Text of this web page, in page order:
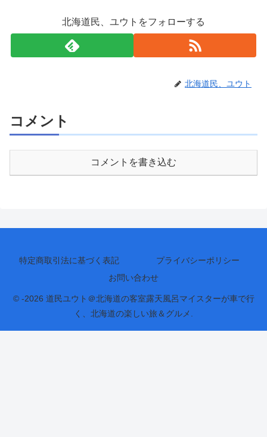
北海道民、ユウトをフォローする
北海道民、ユウト
コメント
コメントを書き込む
特定商取引法に基づく表記
プライバシーポリシー
お問い合わせ
© -2026 道民ユウト＠北海道の客室露天風呂マイスターが車で行
く、北海道の楽しい旅＆グルメ.